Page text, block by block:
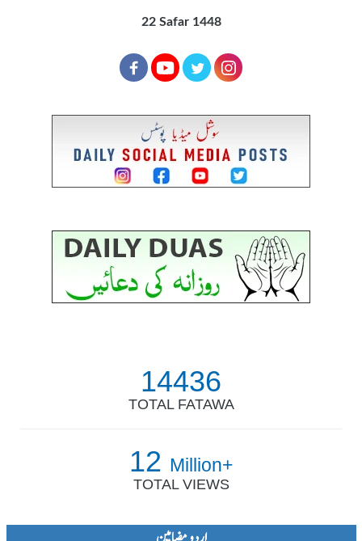
22 Safar 1448
14436
TOTAL FATAWA
12 Million+
TOTAL VIEWS